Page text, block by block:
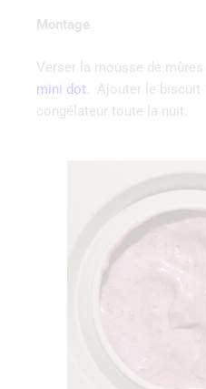
Montage
Verser la mousse de mûres
mini dot . Ajouter le
congélateur toute la nuit.